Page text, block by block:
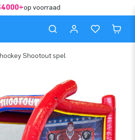
4000+op voorraad
Shootout spel